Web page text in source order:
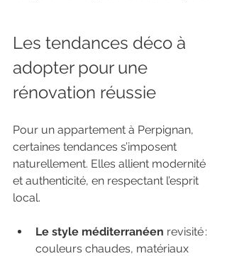
Les tendances déco à
adopter pour une
rénovation réussie
Pour un appartement à Perpignan,
certaines tendances s’imposent
naturellement. Elles allient modernité
et authenticité, en respectant l’esprit
local.
Le style méditerranéen revisité :
couleurs chaudes, matériaux